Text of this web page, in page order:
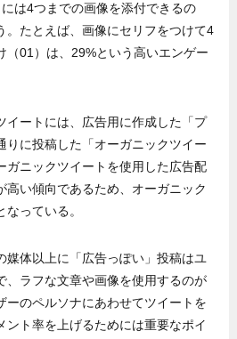
は4つまでの画像を添付できるの
。たとえば、画像にセリフをつけて4
（01）は、29%という高いエンゲー
イートには、広告用に作成した「プ
りに投稿した「オーガニックツイー
ガニックツイートを使用した広告配
高い傾向であるため、オーガニック
っている。
媒体以上に「広告っぽい」投稿はユ
、ラフな文章や画像を使用するのが
ーのペルソナにあわせてツイートを
ント率を上げるためには重要なポイ